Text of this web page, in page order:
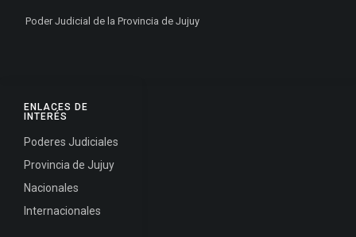
ENLACES DE
INTERÉS
Poderes Judiciales
Provincia de Jujuy
Nacionales
Internacionales
Poder Judicial de la Provincia de Jujuy